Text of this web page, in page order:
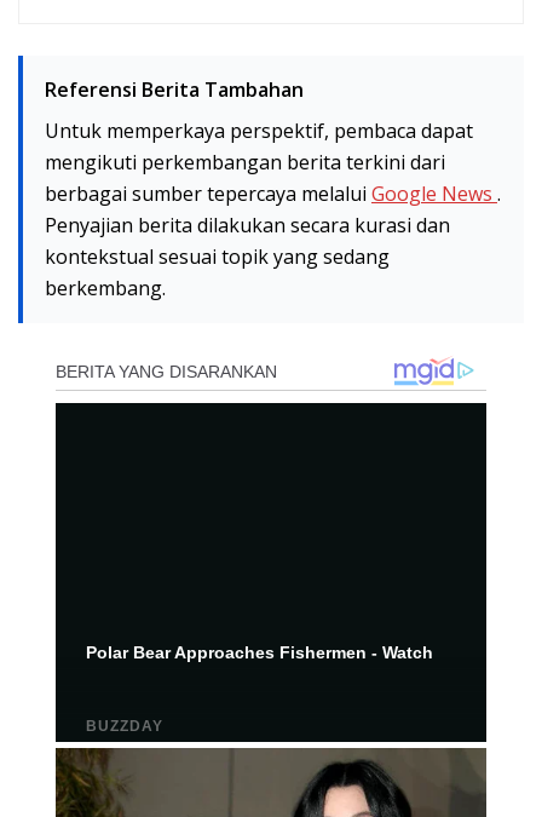
Referensi Berita Tambahan
Untuk memperkaya perspektif, pembaca dapat
mengikuti perkembangan berita terkini dari
berbagai sumber tepercaya melalui Google News .
Penyajian berita dilakukan secara kurasi dan
kontekstual sesuai topik yang sedang
berkembang.